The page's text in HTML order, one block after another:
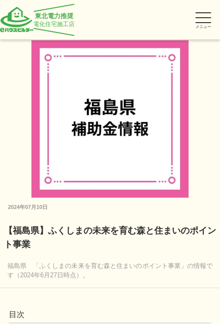
東北電力推奨
電化住宅施工店 メニュー
2024年07月10日
【福島県】ふくしまの未来を育む森と住まいのポイン
ト事業
福島県 「ふくしまの未来を育む森と住まいのポイント事業」の情報で
す（2024年6月27日時点）。
目次